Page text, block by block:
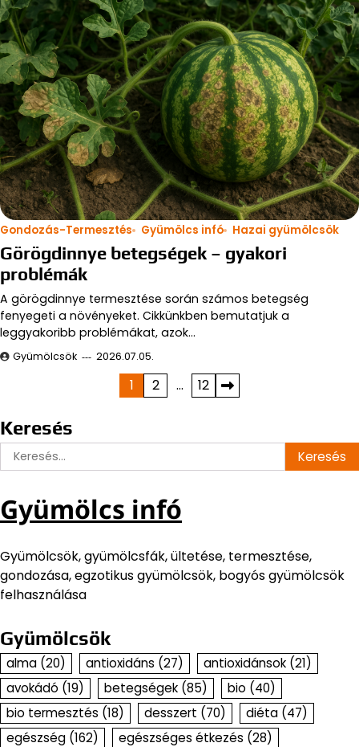
Gondozás-Termesztés Gyümölcs infó Hazai gyümölcsök
Görögdinnye betegségek – gyakori
problémák
A görögdinnye termesztése során számos betegség
fenyegeti a növényeket. Cikkünkben bemutatjuk a
leggyakoribb problémákat, azok…
Gyümölcsök 2026.07.05.
1 2 … 12
Keresés
Keresés:
Gyümölcs infó
Gyümölcsök, gyümölcsfák, ültetése, termesztése,
gondozása, egzotikus gyümölcsök, bogyós gyümölcsök
felhasználása
Gyümölcsök
alma (20) antioxidáns (27) antioxidánsok (21)
avokádó (19) betegségek (85) bio (40)
bio termesztés (18) desszert (70) diéta (47)
egészség (162) egészséges étkezés (28)